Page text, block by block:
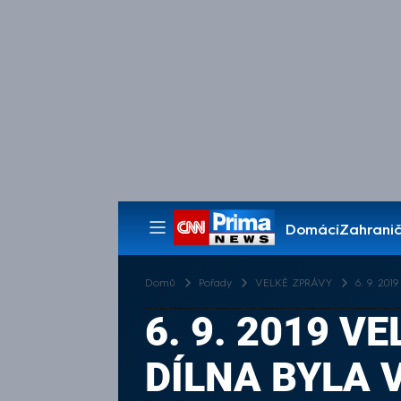
Domácí
Pořady
Domů Pořady VELKÉ ZPRÁVY 6. 9.
6. 9. 2019
DÍLNA BYLA